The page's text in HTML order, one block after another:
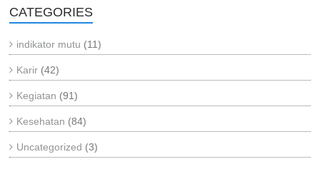
CATEGORIES
indikator mutu (11)
Karir (42)
Kegiatan (91)
Kesehatan (84)
Uncategorized (3)